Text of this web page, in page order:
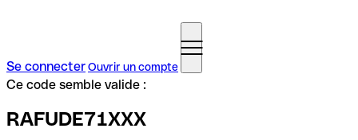
Se connecterOuvrir un compte
Ce code semble valide :
RAFUDE71XXX